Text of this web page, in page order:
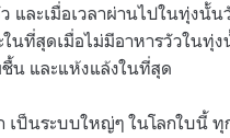
และเมื่อเวลาผ่านไปในทุ่งนั้
ที่สุดเมื่อไม่มีอาหารวัวในทุ่
น และแห้งแล้งในที่สุด
เป็นระบบใหญ่ๆ ในโลกใบนี้